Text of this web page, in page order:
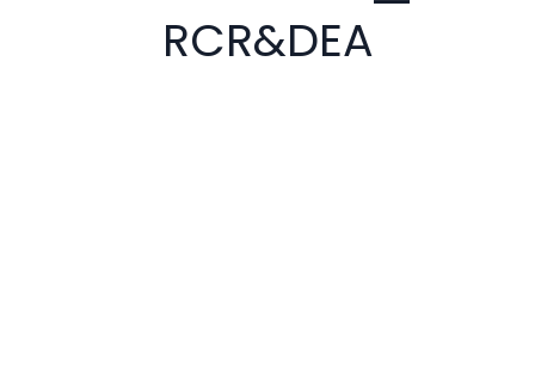
RCR&DEA